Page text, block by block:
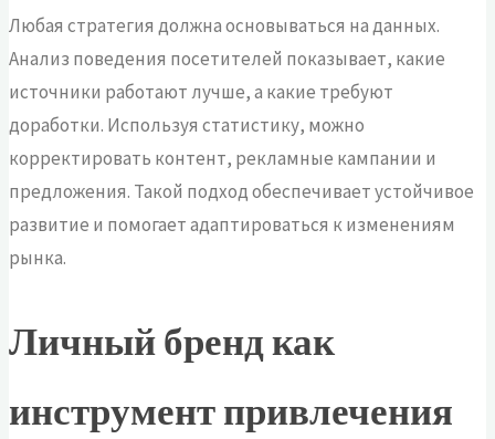
Любая стратегия должна основываться на данных.
Анализ поведения посетителей показывает, какие
источники работают лучше, а какие требуют
доработки. Используя статистику, можно
корректировать контент, рекламные кампании и
предложения. Такой подход обеспечивает устойчивое
развитие и помогает адаптироваться к изменениям
рынка.
Личный бренд как
инструмент привлечения